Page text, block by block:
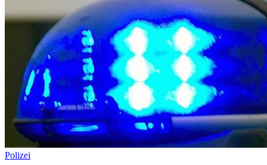
Polizei